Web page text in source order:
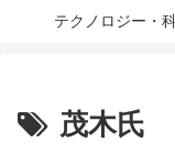
テクノロジー・
茂木氏